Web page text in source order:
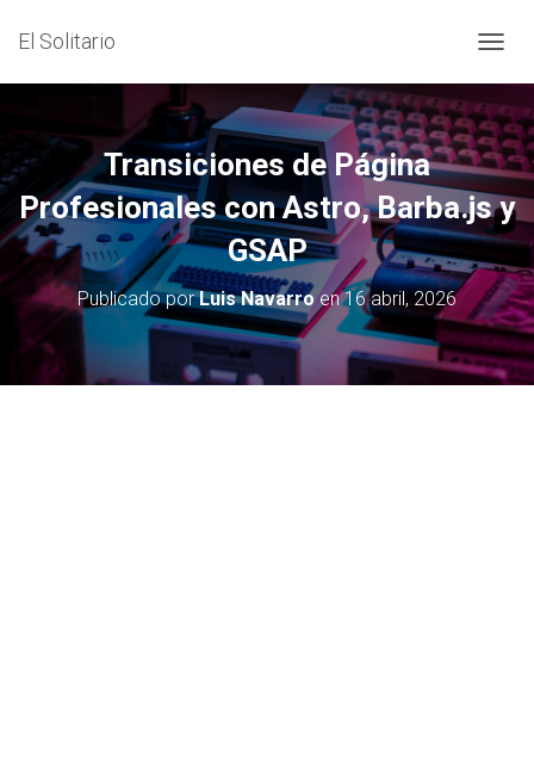
El Solitario
A
M
B
I
A
R
M
O
D
O
D
E
N
A
Transiciones de Página
Profesionales con Astro, Barba.js y
GSAP
Publicado porLuis Navarroen16 abril, 2026